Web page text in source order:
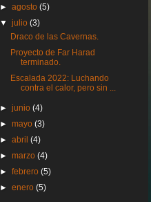
►agosto(5)
▼julio(3)
Draco de las Cavernas.
Proyecto de Far Harad
terminado.
Escalada 2022: Luchando
contra el calor, pero sin ...
►junio(4)
►mayo(3)
►abril(4)
►marzo(4)
►febrero(5)
►enero(5)